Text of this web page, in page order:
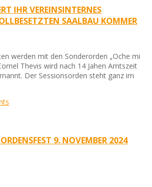
IHR VEREINSINTERNES
SAALBAU KOMMER
werden mit den Sonderorden „Oche mi
Thevis wird nach 14 Jahen Amtszeit
Der Sessionsorden steht ganz im
9. NOVEMBER 2024